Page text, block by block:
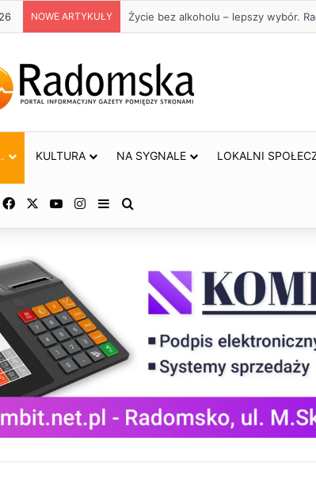
NOWE ARTYKUŁY Życie bez alkoholu – lepszy wybór.
KULTURA NA SYGNALE LOKALNI
Facebook YouTubeInstagram
Sidebar